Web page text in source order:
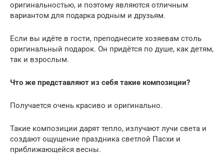
оригинальностью, и поэтому являются отличным
вариантом для подарка родным и друзьям.
Если вы идёте в гости, преподнесите хозяевам столь
оригинальный подарок. Он придётся по душе, как детям,
так и взрослым.
Что же представляют из себя такие композиции?
Получается очень красиво и оригинально.
Такие композиции дарят тепло, излучают лучи света и
создают ощущение праздника светлой Пасхи и
приближающейся весны.